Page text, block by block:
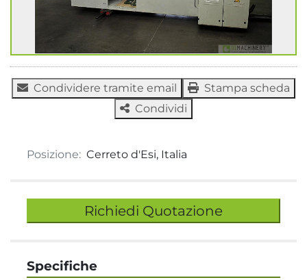
Condividere tramite email
Stampa scheda
Condividi
Posizione: Cerreto d'Esi, Italia
Richiedi Quotazione
Specifiche